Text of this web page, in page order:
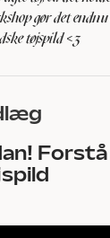
gør det
tøjspild <3